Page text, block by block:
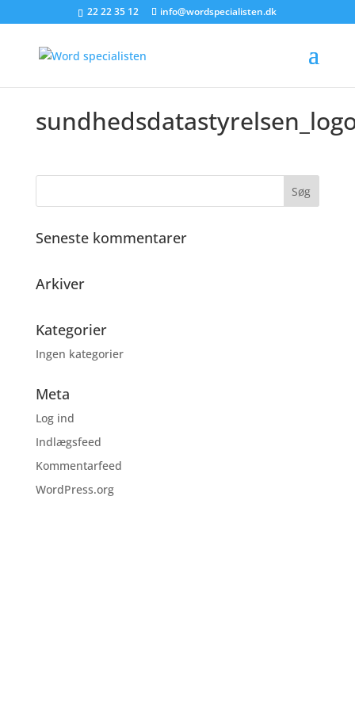
22 22 35 12 info@wordspecialisten.dk
efter:
Seneste kommentarer
Arkiver
Kategorier
Ingen kategorier
Meta
Log ind
Indlægsfeed
Kommentarfeed
WordPress.org